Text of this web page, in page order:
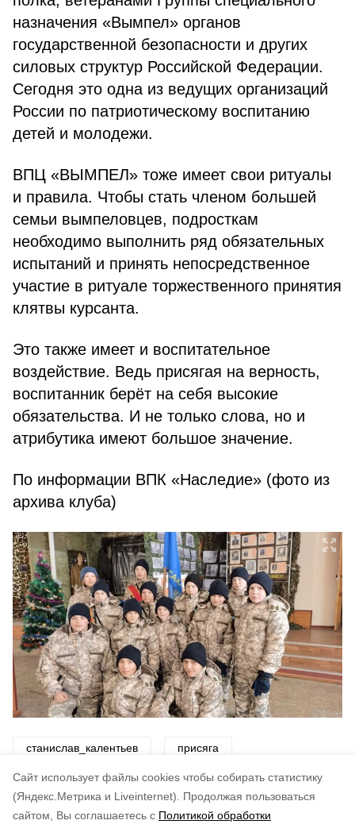
Cайт использует файлы cookies чтобы собирать статистику
(Яндекс.Метрика и Liveinternet).
Продолжая пользоваться
сайтом, Вы соглашаетесь с Политикой обработки
назначения «Вымпел» органов
государственной безопасности и других
силовых структур Российской Федерации.
Сегодня это одна из ведущих организаций
России по патриотическому воспитанию
детей и молодежи.
ВПЦ «ВЫМПЕЛ» тоже имеет свои ритуалы
и правила. Чтобы стать членом большей
семьи вымпеловцев, подросткам
необходимо выполнить ряд обязательных
испытаний и принять непосредственное
участие в ритуале торжественного принятия
клятвы курсанта.
Это также имеет и воспитательное
воздействие. Ведь присягая на верность,
воспитанник берёт на себя высокие
обязательства. И не только слова, но и
атрибутика имеют большое значение.
По информации ВПК «Наследие» (фото из
архива клуба)
станислав_калентьев присяга
Авторы: ADMIN admin